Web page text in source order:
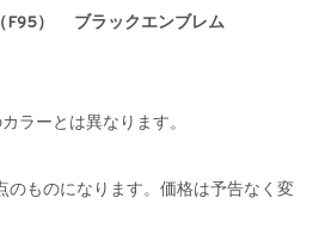
（F95） ブラックエンブレム
ラーとは異なります。
ものになります。価格は予告なく変